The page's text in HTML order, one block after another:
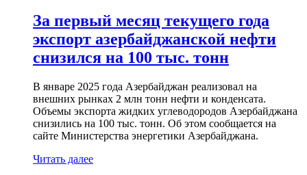
За первый месяц текущего года
экспорт азербайджанской нефти
снизился на 100 тыс. тонн
В январе 2025 года Азербайджан реализовал на
внешних рынках 2 млн тонн нефти и конденсата.
Объемы экспорта жидких углеводородов Азербайджана
снизились на 100 тыс. тонн. Об этом сообщается на
сайте Министерства энергетики Азербайджана.
Читать далее